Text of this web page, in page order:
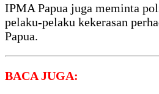
IPMA Papua juga meminta
pelaku-pelaku kekerasan
Papua.
BACA JUGA: